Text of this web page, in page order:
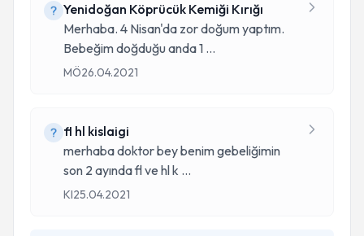
Yenidoğan Köprücük Kemiği Kırığı
Merhaba. 4 Nisan'da zor doğum yaptım.
Bebeğim doğduğu anda 1 ...
MÖ26.04.2021
fl hl kislaigi
merhaba doktor bey benim gebeliğimin
son 2 ayında fl ve hl k ...
KI25.04.2021